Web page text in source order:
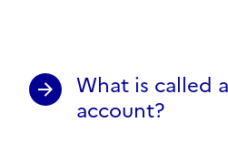
What is called
account?